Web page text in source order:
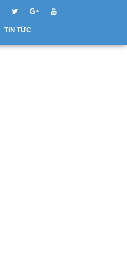
TIN TỨC